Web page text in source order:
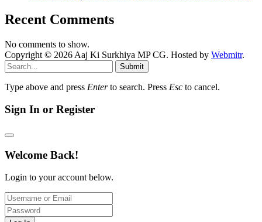
Recent Comments
No comments to show.
Copyright © 2026 Aaj Ki Surkhiya MP CG. Hosted by Webmitr.
Submit
Type above and press Enterto search. Press Esc to cancel.
Sign In or Register
Welcome Back!
Login to your account below.